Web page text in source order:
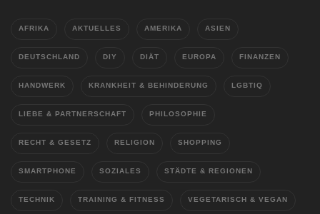
AFRIKA AKTUELLES AMERIKA ASIEN
DEUTSCHLAND DIY DIÄT EUROPA FINANZEN
HANDWERK KRANKHEIT & BEHINDERUNG LGBTIQ
LIEBE & PARTNERSCHAFT PHILOSOPHIE
RECHT & GESETZ RELIGION SHOPPING
SMARTPHONE SOZIALES STÄDTE & REGIONEN
TECHNIK TRAINING & FITNESS VEGETARISCH & VEGAN